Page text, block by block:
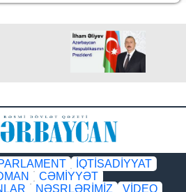
İQTİSADİYYAT
CƏMİYYƏT
NƏŞRLƏRİMİZ VİDEO